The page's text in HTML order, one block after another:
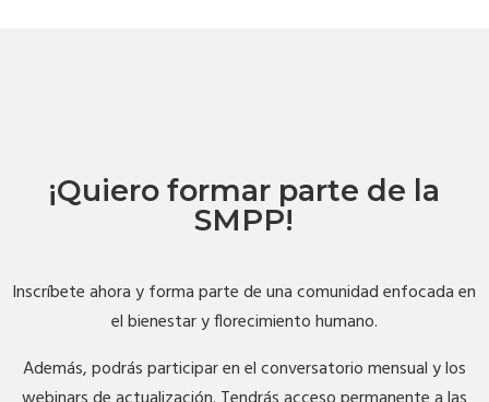
¡Quiero formar parte de la
SMPP!
Inscríbete ahora y forma parte de una comunidad enfocada en
el bienestar y florecimiento humano.
Además, podrás participar en el conversatorio mensual y los